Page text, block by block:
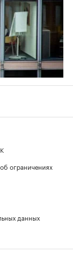
ограничениях
данных